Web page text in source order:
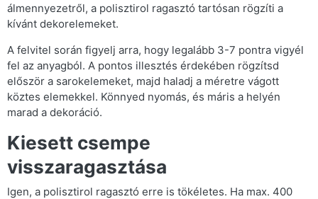
álmennyezetről, a polisztirol ragasztó tartósan rögzíti a
kívánt dekorelemeket.
A felvitel során figyelj arra, hogy legalább 3-7 pontra vigyél
fel az anyagból. A pontos illesztés érdekében rögzítsd
először a sarokelemeket, majd haladj a méretre vágott
köztes elemekkel. Könnyed nyomás, és máris a helyén
marad a dekoráció.
Kiesett csempe
visszaragasztása
Igen, a polisztirol ragasztó erre is tökéletes. Ha max. 400